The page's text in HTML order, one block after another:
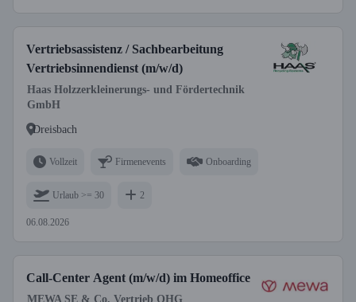
Vertriebsassistenz / Sachbearbeitung
Vertriebsinnendienst (m/w/d)
Haas Holzzerkleinerungs- und Fördertechnik
GmbH
Dreisbach
Vollzeit Firmenevents Onboarding
Urlaub >= 30 2
06.08.2026
Call-Center Agent (m/w/d) im Homeoffice
MEWA SE & Co. Vertrieb OHG